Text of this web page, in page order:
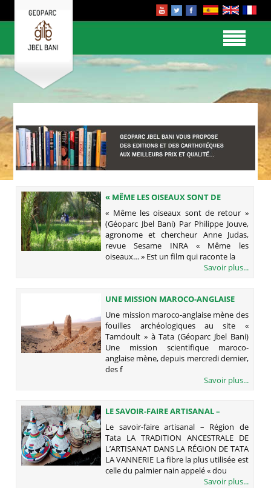
« MÊME LES OISEAUX SONT DE
RETOUR » (GÉOPARC JBEL BANI)
« Même les oiseaux sont de retour »
(Géoparc Jbel Bani) Par Philippe Jouve,
agronome et chercheur Anne Judas,
revue Sesame INRA « Même les
oiseaux… » Est un film qui raconte la
Savoir plus...
UNE MISSION MAROCO-ANGLAISE
MÈNE DES FOUILLES
ARCHÉOLOGIQUES AU SITE «
TAMDOULT » À TATA (GÉOPARC JBEL
BANI)
Une mission maroco-anglaise mène des
fouilles archéologiques au site «
Tamdoult » à Tata (Géoparc Jbel Bani)
Une mission scientifique maroco-
anglaise mène, depuis mercredi dernier,
des f
Savoir plus...
LE SAVOIR-FAIRE ARTISANAL –
RÉGION DE TATA
Le savoir-faire artisanal – Région de
Tata LA TRADITION ANCESTRALE DE
L’ARTISANAT DANS LA RÉGION DE TATA
LA VANNERIE La fibre la plus utilisée est
celle du palmier nain appelé « dou
Savoir plus...